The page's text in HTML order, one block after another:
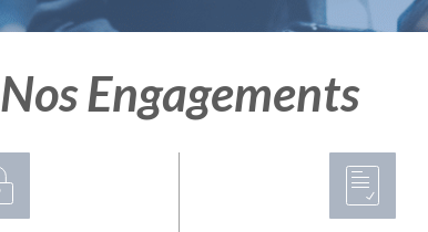
Nos Engagements